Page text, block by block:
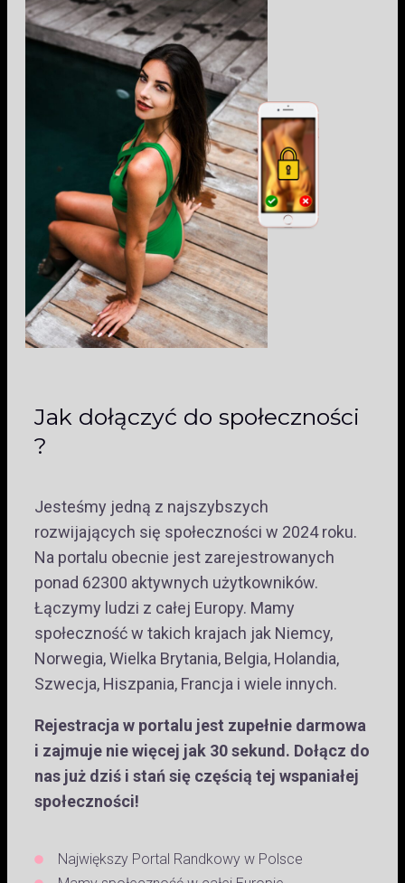
Jak dołączyć do społeczności
?
Jesteśmy jedną z najszybszych
rozwijających się społeczności w 2024 roku.
Na portalu obecnie jest zarejestrowanych
ponad 62300 aktywnych użytkowników.
Łączymy ludzi z całej Europy. Mamy
społeczność w takich krajach jak Niemcy,
Norwegia, Wielka Brytania, Belgia, Holandia,
Szwecja, Hiszpania, Francja i wiele innych.
Rejestracja w portalu jest zupełnie darmowa
i zajmuje nie więcej jak 30 sekund. Dołącz do
nas już dziś i stań się częścią tej wspaniałej
społeczności!
Największy Portal Randkowy w Polsce